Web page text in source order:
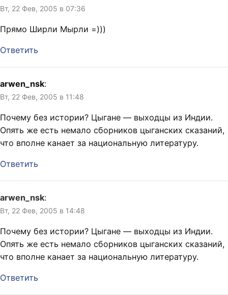
Вт, 22 Фев, 2005 в 07:36
Прямо Ширли Мырли =)))
Ответить
arwen_nsk:
Вт, 22 Фев, 2005 в 11:48
Почему без истории? Цыгане — выходцы из Индии.
Опять же есть немало сборников цыганских сказаний,
что вполне канает за национальную литературу.
Ответить
arwen_nsk:
Вт, 22 Фев, 2005 в 14:48
Почему без истории? Цыгане — выходцы из Индии.
Опять же есть немало сборников цыганских сказаний,
что вполне канает за национальную литературу.
Ответить